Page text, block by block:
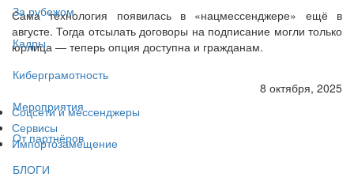
За рубежом
Кадры
Киберграмотность
Мероприятия
От партнёров
БЛОГИ
Сама технология появилась в «нацмессенджере» ещё в
августе. Тогда отсылать договоры на подписание могли только
юрлица — теперь опция доступна и гражданам.
8 октября, 2025
Соцсети и мессенджеры
Сервисы
Импортозамещение